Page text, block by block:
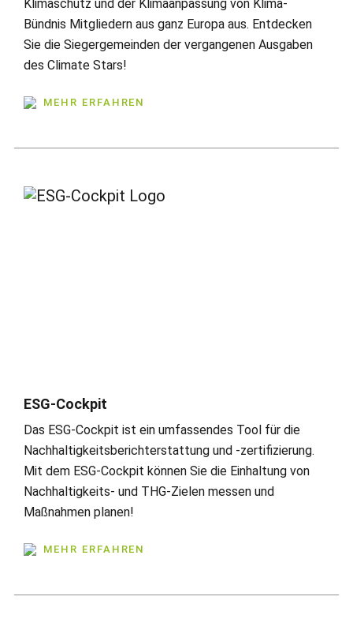
Klimaschutz und der Klimaanpassung von Klima-
Bündnis Mitgliedern aus ganz Europa aus. Entdecken
Sie die Siegergemeinden der vergangenen Ausgaben
des Climate Stars!
MEHR ERFAHREN
ESG-Cockpit
Das ESG-Cockpit ist ein umfassendes Tool für die
Nachhaltigkeitsberichterstattung und -zertifizierung.
Mit dem ESG-Cockpit können Sie die Einhaltung von
Nachhaltigkeits- und THG-Zielen messen und
Maßnahmen planen!
MEHR ERFAHREN